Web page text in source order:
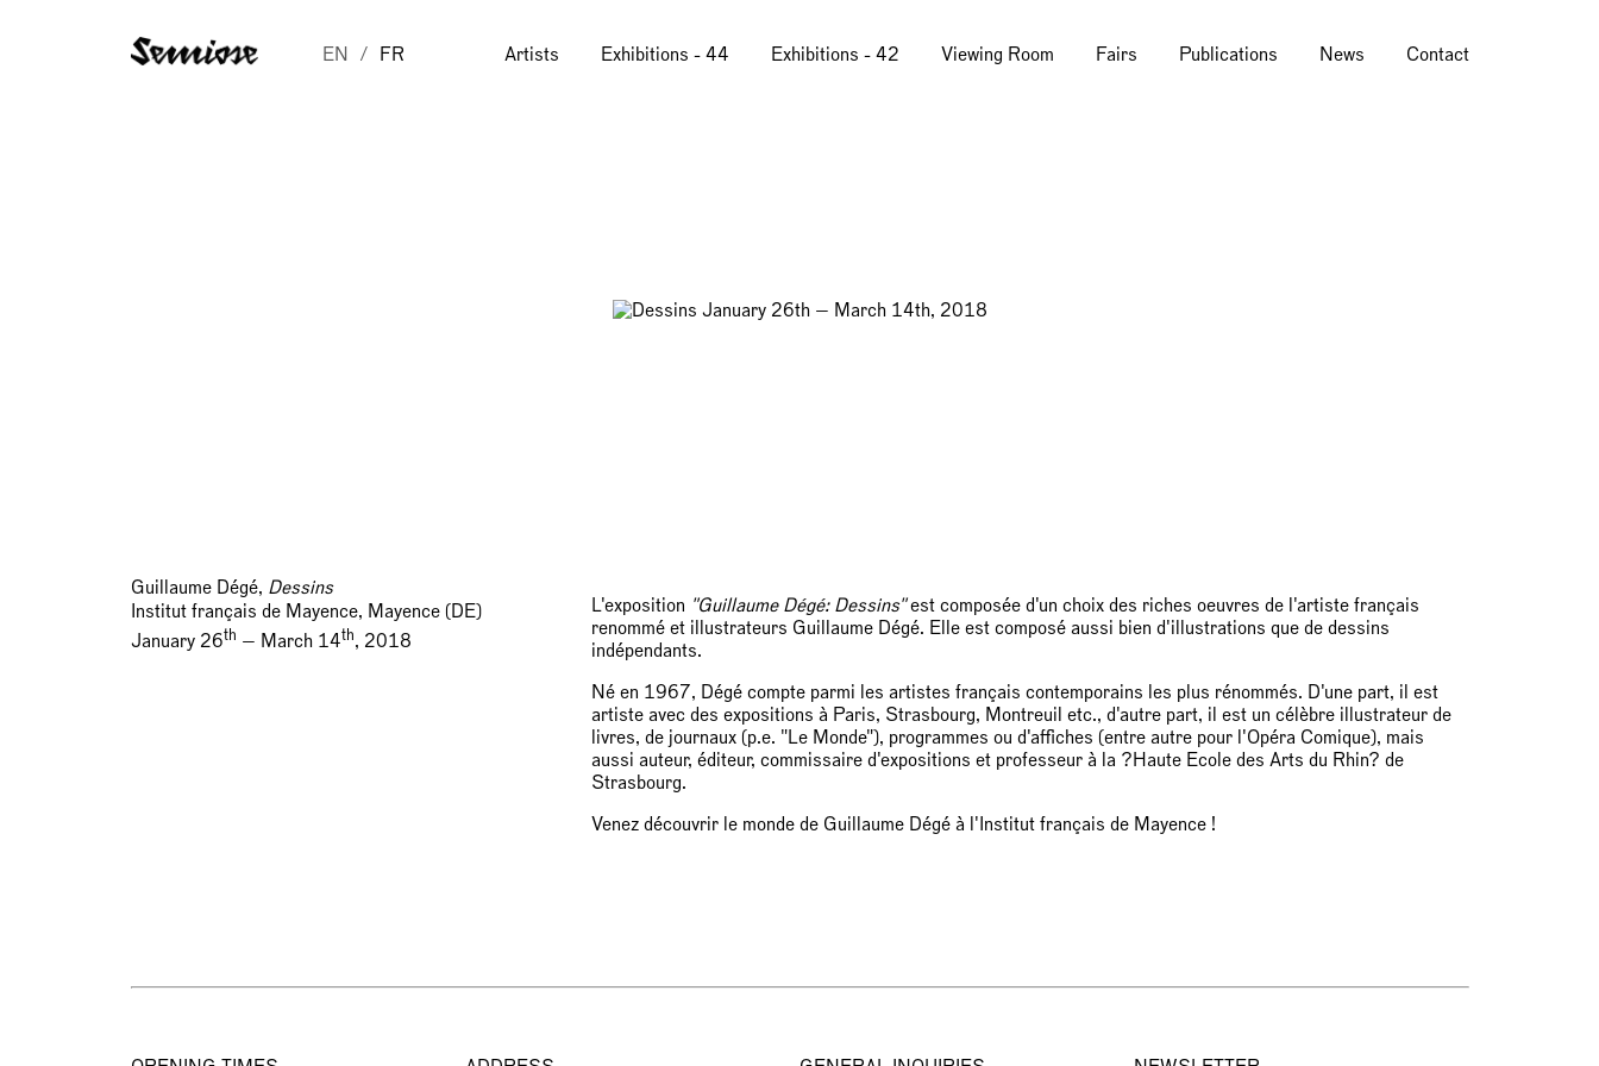
EN FR Artists Exhibitions - 44 Exhibitions - 42 Viewing Room Fairs Publications News Contact
Guillaume Dégé, Dessins
Institut français de Mayence, Mayence (DE)
January 26th — March 14th, 2018
L'exposition "Guillaume Dégé: Dessins"est composée d'un choix des riches oeuvres de l'artiste français
renommé et illustrateurs Guillaume Dégé. Elle est composé aussi bien d'illustrations que de dessins
indépendants.
Né en 1967, Dégé compte parmi les artistes français contemporains les plus rénommés. D'une part, il est
artiste avec des expositions à Paris, Strasbourg, Montreuil etc., d'autre part, il est un célèbre illustrateur de
livres, de journaux (p.e. "Le Monde"), programmes ou d'affiches (entre autre pour l'Opéra Comique), mais
aussi auteur, éditeur, commissaire d'expositions et professeur à la ?Haute Ecole des Arts du Rhin? de
Strasbourg.
Venez découvrir le monde de Guillaume Dégé à l'Institut français de Mayence !